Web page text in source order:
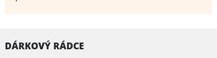
DÁRKOVÝ RÁDCE